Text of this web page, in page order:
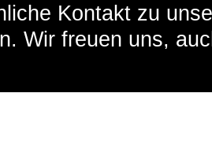
Kontakt zu
Wir freuen uns,